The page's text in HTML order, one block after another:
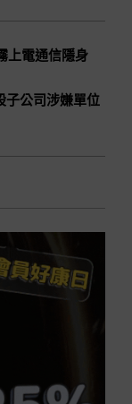
上電通信隱身
子公司涉嫌單位